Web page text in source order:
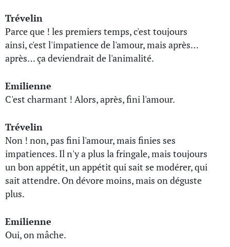
Trévelin
Parce que ! les premiers temps, c'est toujours
ainsi, c'est l'impatience de l'amour, mais après…
après… ça deviendrait de l'animalité.
Emilienne
C'est charmant ! Alors, après, fini l'amour.
Trévelin
Non ! non, pas fini l'amour, mais finies ses
impatiences. Il n'y a plus la fringale, mais toujours
un bon appétit, un appétit qui sait se modérer, qui
sait attendre. On dévore moins, mais on déguste
plus.
Emilienne
Oui, on mâche.